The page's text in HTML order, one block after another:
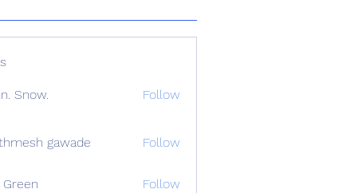
Snow. Follow
gawade Follow
Green Follow